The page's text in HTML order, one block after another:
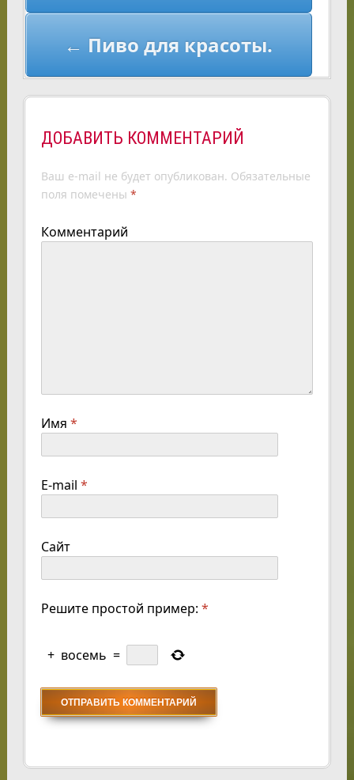
← Пиво для красоты.
ДОБАВИТЬ КОММЕНТАРИЙ
Ваш e-mail не будет опубликован. Обязательные
поля помечены *
Комментарий
Имя *
E-mail *
Сайт
Решите простой пример: *
+ восемь =